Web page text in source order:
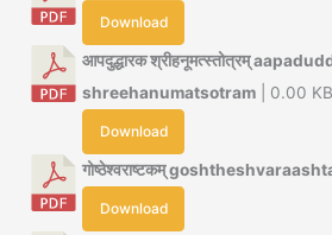
Download
आपदुद्धारक श्रीहनूमत्स्तोत्रम्
shreehanumatsotram | 0.00 KB
Download
गोष्ठेश्वराष्टकम्
Download